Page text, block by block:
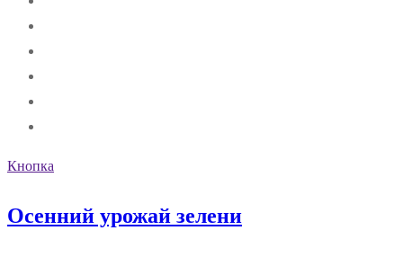
Кнопка
Осенний урожай зелени